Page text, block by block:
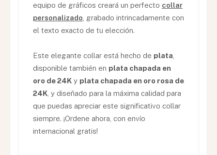
equipo de gráficos creará un perfecto collar
personalizado , grabado intrincadamente con
el texto exacto de tu elección.
Este elegante collar está hecho de plata
disponible también en plata chapada en
oro de 24K y plata chapada en oro rosa de
24K , y diseñado para la máxima calidad para
que puedas apreciar este significativo collar
siempre. ¡Ordene ahora, con envío
internacional gratis!